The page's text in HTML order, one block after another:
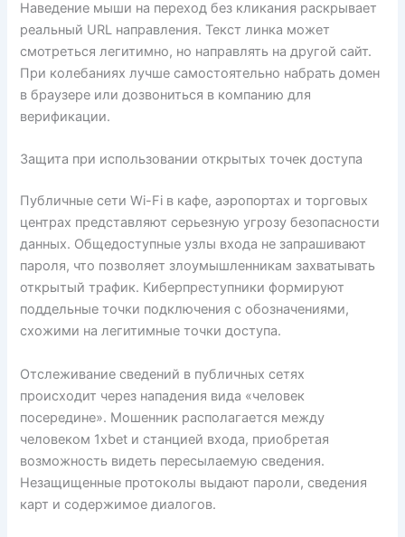
Наведение мыши на переход без кликания раскрывает
реальный URL направления. Текст линка может
смотреться легитимно, но направлять на другой сайт.
При колебаниях лучше самостоятельно набрать домен
в браузере или дозвониться в компанию для
верификации.
Защита при использовании открытых точек доступа
Публичные сети Wi-Fi в кафе, аэропортах и торговых
центрах представляют серьезную угрозу безопасности
данных. Общедоступные узлы входа не запрашивают
пароля, что позволяет злоумышленникам захватывать
открытый трафик. Киберпреступники формируют
поддельные точки подключения с обозначениями,
схожими на легитимные точки доступа.
Отслеживание сведений в публичных сетях
происходит через нападения вида «человек
посередине». Мошенник располагается между
человеком 1xbet и станцией входа, приобретая
возможность видеть пересылаемую сведения.
Незащищенные протоколы выдают пароли, сведения
карт и содержимое диалогов.